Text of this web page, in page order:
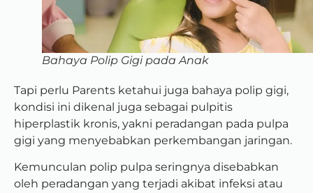
Bahaya Polip Gigi pada Anak
Tapi perlu Parents ketahui juga bahaya polip gigi,
kondisi ini dikenal juga sebagai pulpitis
hiperplastik kronis, yakni peradangan pada pulpa
gigi yang menyebabkan perkembangan jaringan.
Kemunculan polip pulpa seringnya disebabkan
oleh peradangan yang terjadi akibat infeksi atau